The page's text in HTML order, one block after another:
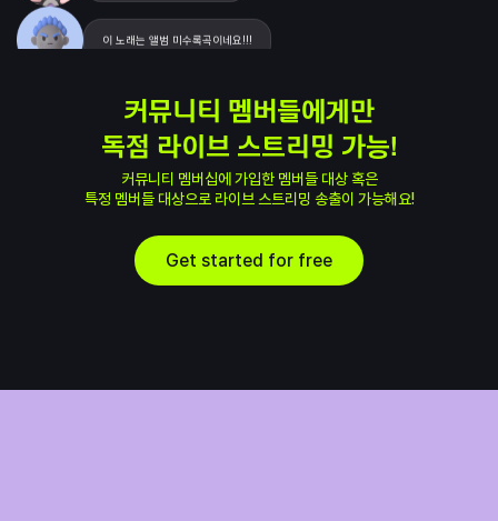
커뮤니티 멤버들에게만
독점 라이브 스트리밍 가능!
커뮤니티 멤버십에 가입한 멤버들 대상 혹은
특정 멤버들 대상으로 라이브 스트리밍 송출이 가능해요!
Get started for free
와 이걸 사이어티에서 보네
제가 이 노래를 얼마나 기다렸는데요ㅠㅠ
오늘 진짜 너무 좋아요!
굿즈 티셔츠 구매했는 데 너무 예뻐요~!